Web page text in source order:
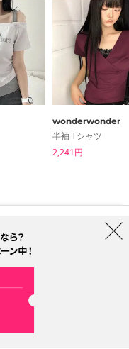
wonderwonder
半袖 Tシャツ
2,241円
配送について
gu, Seoul